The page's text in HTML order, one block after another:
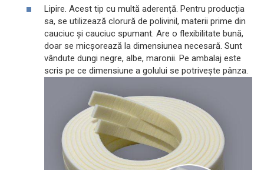
Lipire. Acest tip cu multă aderență. Pentru producția
sa, se utilizează clorură de polivinil, materii prime din
cauciuc și cauciuc spumant. Are o flexibilitate bună,
doar se micșorează la dimensiunea necesară. Sunt
vândute dungi negre, albe, maronii. Pe ambalaj este
scris pe ce dimensiune a golului se potrivește pânza.